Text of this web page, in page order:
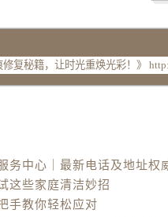
这些家庭清洁妙招
手教你轻松应对